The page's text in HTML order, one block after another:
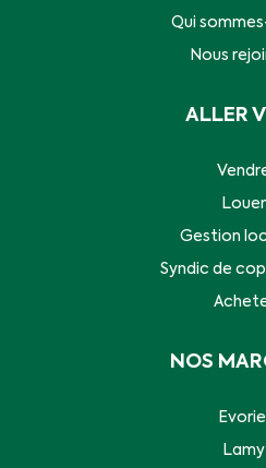
Qui
Nous
ALLER
Louer
Gestion
Syndic de
NOS
Evoriel
Lamy